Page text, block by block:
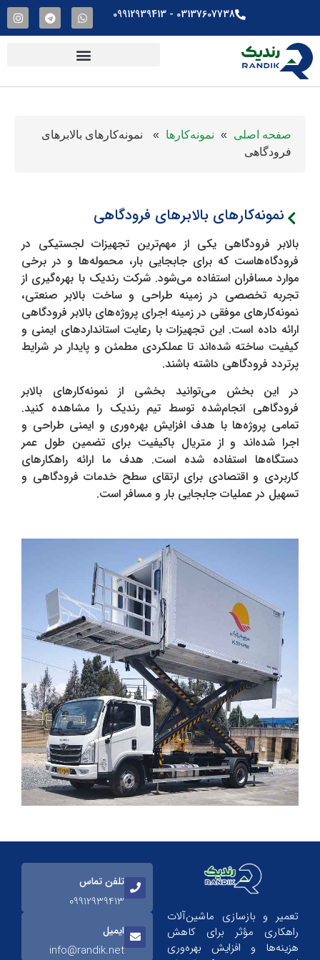
03137607738​ - 09912939413
صفحه اصلی » نمونه‌کارها »
نمونه‌کارهای بالابرهای
فرودگاهی
نمونه‌کارهای بالابرهای فرودگاهی
بالابر فرودگاهی یکی از مهم‌ترین تجهیزات لجستیکی در
فرودگاه‌هاست که برای جابجایی بار، محموله‌ها و در برخی
موارد مسافران استفاده می‌شود. شرکت رندیک با بهره‌گیری از
تجربه تخصصی در زمینه طراحی و ساخت بالابر صنعتی،
نمونه‌کارهای موفقی در زمینه اجرای پروژه‌های بالابر فرودگاهی
ارائه داده است. این تجهیزات با رعایت استانداردهای ایمنی و
کیفیت ساخته شده‌اند تا عملکردی مطمئن و پایدار در شرایط
پرتردد فرودگاهی داشته باشند.
در این بخش می‌توانید بخشی از نمونه‌کارهای بالابر
فرودگاهی انجام‌شده توسط تیم رندیک را مشاهده کنید.
تمامی پروژه‌ها با هدف افزایش بهره‌وری و ایمنی طراحی و
اجرا شده‌اند و از متریال باکیفیت برای تضمین طول عمر
دستگاه‌ها استفاده شده است. هدف ما ارائه راهکارهای
کاربردی و اقتصادی برای ارتقای سطح خدمات فرودگاهی و
تسهیل در عملیات جابجایی بار و مسافر است.
تعمیر و بازسازی ماشین‌آلات
راهکاری مؤثر برای کاهش
هزینه‌ها و افزایش بهره‌وری
تلفن تماس
09912939413
ایمیل
info@randik.net